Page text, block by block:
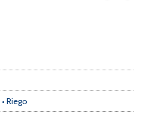
• Riego